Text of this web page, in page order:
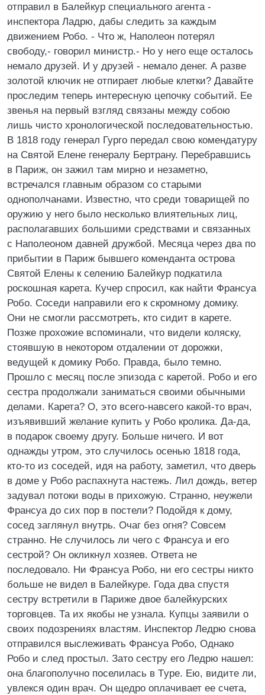
отправил в Балейкур специального агента -
инспектора Ладрю, дабы следить за каждым
движением Робо. - Что ж, Наполеон потерял
свободу,- говорил министр.- Но у него еще осталось
немало друзей. И у друзей - немало денег. А разве
золотой ключик не отпирает любые клетки? Давайте
проследим теперь интересную цепочку событий. Ее
звенья на первый взгляд связаны между собою
лишь чисто хронологической последовательностью.
В 1818 году генерал Гурго передал свою комендатуру
на Святой Елене генералу Бертрану. Перебравшись
в Париж, он зажил там мирно и незаметно,
встречался главным образом со старыми
однополчанами. Известно, что среди товарищей по
оружию у него было несколько влиятельных лиц,
располагавших большими средствами и связанных
с Наполеоном давней дружбой. Месяца через два по
прибытии в Париж бывшего коменданта острова
Святой Елены к селению Балейкур подкатила
роскошная карета. Кучер спросил, как найти Франсуа
Робо. Соседи направили его к скромному домику.
Они не смогли рассмотреть, кто сидит в карете.
Позже прохожие вспоминали, что видели коляску,
стоявшую в некотором отдалении от дорожки,
ведущей к домику Робо. Правда, было темно.
Прошло с месяц после эпизода с каретой. Робо и его
сестра продолжали заниматься своими обычными
делами. Карета? О, это всего-навсего какой-то врач,
изъявивший желание купить у Робо кролика. Да-да,
в подарок своему другу. Больше ничего. И вот
однажды утром, это случилось осенью 1818 года,
кто-то из соседей, идя на работу, заметил, что дверь
в доме у Робо распахнута настежь. Лил дождь, ветер
задувал потоки воды в прихожую. Странно, неужели
Франсуа до сих пор в постели? Подойдя к дому,
сосед заглянул внутрь. Очаг без огня? Совсем
странно. Не случилось ли чего с Франсуа и его
сестрой? Он окликнул хозяев. Ответа не
последовало. Ни Франсуа Робо, ни его сестры никто
больше не видел в Балейкуре. Года два спустя
сестру встретили в Париже двое балейкурских
торговцев. Та их якобы не узнала. Купцы заявили о
своих подозрениях властям. Инспектор Ледрю снова
отправился выслеживать Франсуа Робо, Однако
Робо и след простыл. Зато сестру его Ледрю нашел:
она благополучно поселилась в Tуpe. Ею, видите ли,
увлекся один врач. Он щедро оплачивает ее счета,